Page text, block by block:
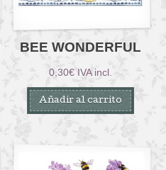
BEE WONDERFUL
0,30€ IVA incl.
Añadir al carrito